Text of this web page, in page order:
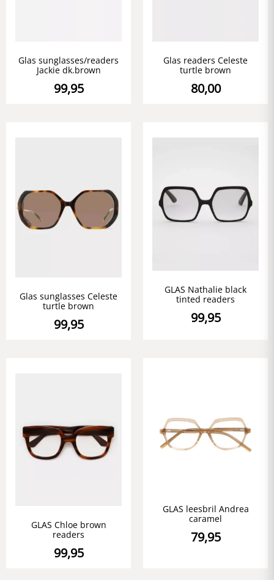
Glas sunglasses/readers
Jackie dk.brown
99,95
Glas readers Celeste
turtle brown
80,00
Glas sunglasses Celeste
turtle brown
99,95
GLAS Nathalie black
tinted readers
99,95
GLAS Chloe brown
readers
99,95
GLAS leesbril Andrea
caramel
79,95